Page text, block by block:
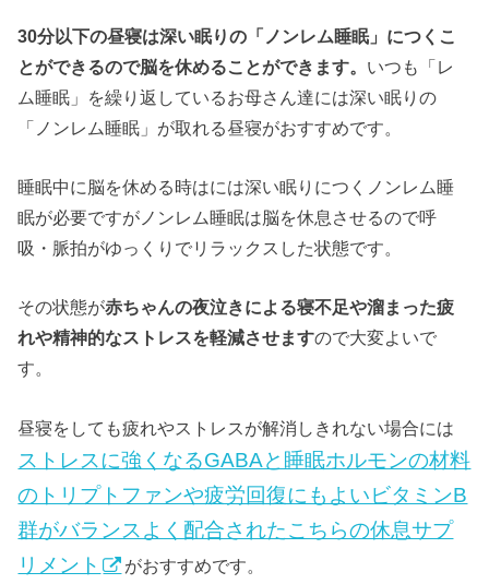
30分以下の昼寝は深い眠りの「ノンレム睡眠」につくこ
とができるので脳を休めることができます。 いつも「レ
ム睡眠」を繰り返しているお母さん達には深い眠りの
「ノンレム睡眠」が取れる昼寝がおすすめです。
睡眠中に脳を休める時はには深い眠りにつくノンレム睡
眠が必要ですがノンレム睡眠は脳を休息させるので呼
吸・脈拍がゆっくりでリラックスした状態です。
その状態が赤ちゃんの夜泣きによる寝不足や溜まった疲
れや精神的なストレスを軽減させますので大変よいで
す。
昼寝をしても疲れやストレスが解消しきれない場合には
ストレスに強くなるGABAと睡眠ホルモンの材料
のトリプトファンや疲労回復にもよいビタミンB
群がバランスよく配合されたこちらの休息サプ
リメント
がおすすめです。